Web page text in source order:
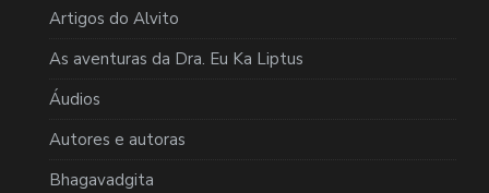
Artigos do Alvito
As aventuras da Dra. Eu Ka Liptus
Áudios
Autores e autoras
Bhagavadgita